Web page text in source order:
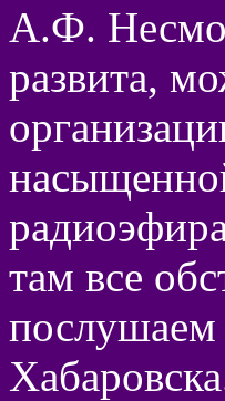
А.Ф.
развита,
там все